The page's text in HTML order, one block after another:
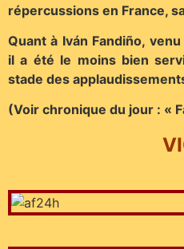
répercussions en France,
Quant à Iván Fandiño,
il a été le moins bien
stade des
(Voir chronique du jour : «